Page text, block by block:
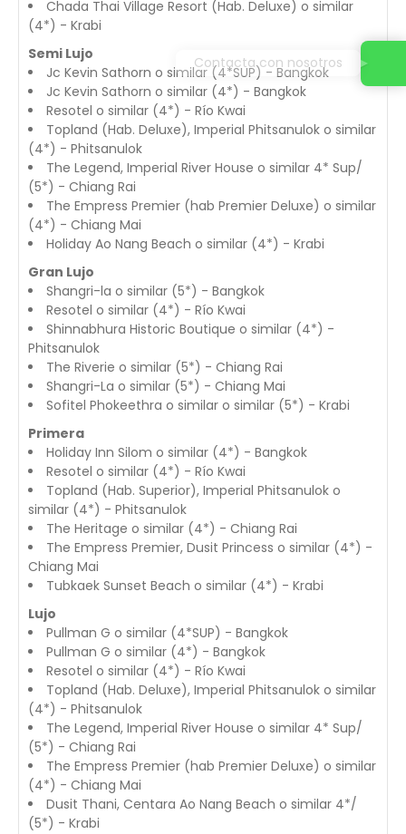
Chada Thai Village Resort (Hab. Deluxe) o similar
(4*) - Krabi
Semi Lujo
Jc Kevin Sathorn o similar (4*SUP) - Bangkok
Jc Kevin Sathorn o similar (4*) - Bangkok
Resotel o similar (4*) - Río Kwai
Topland (Hab. Deluxe), Imperial Phitsanulok o similar
(4*) - Phitsanulok
The Legend, Imperial River House o similar 4* Sup/
(5*) - Chiang Rai
The Empress Premier (hab Premier Deluxe) o similar
(4*) - Chiang Mai
Holiday Ao Nang Beach o similar (4*) - Krabi
Gran Lujo
Shangri-la o similar (5*) - Bangkok
Resotel o similar (4*) - Río Kwai
Shinnabhura Historic Boutique o similar (4*) -
Phitsanulok
The Riverie o similar (5*) - Chiang Rai
Shangri-La o similar (5*) - Chiang Mai
Sofitel Phokeethra o similar o similar (5*) - Krabi
Primera
Holiday Inn Silom o similar (4*) - Bangkok
Resotel o similar (4*) - Río Kwai
Topland (Hab. Superior), Imperial Phitsanulok o
similar (4*) - Phitsanulok
The Heritage o similar (4*) - Chiang Rai
The Empress Premier, Dusit Princess o similar (4*) -
Chiang Mai
Tubkaek Sunset Beach o similar (4*) - Krabi
Lujo
Pullman G o similar (4*SUP) - Bangkok
Pullman G o similar (4*) - Bangkok
Resotel o similar (4*) - Río Kwai
Topland (Hab. Deluxe), Imperial Phitsanulok o similar
(4*) - Phitsanulok
The Legend, Imperial River House o similar 4* Sup/
(5*) - Chiang Rai
The Empress Premier (hab Premier Deluxe) o similar
(4*) - Chiang Mai
Dusit Thani, Centara Ao Nang Beach o similar 4*/
(5*) - Krabi
Contacta con nosotros